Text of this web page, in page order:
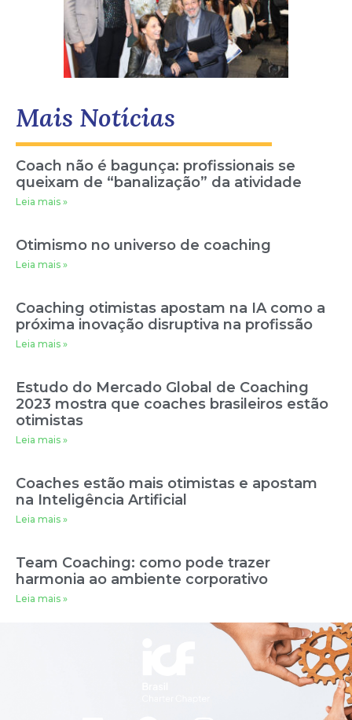
Mais Notícias
Coach não é bagunça: profissionais se
queixam de “banalização” da atividade
Leia mais »
Otimismo no universo de coaching
Leia mais »
Coaching otimistas apostam na IA como a
próxima inovação disruptiva na profissão
Leia mais »
Estudo do Mercado Global de Coaching
2023 mostra que coaches brasileiros estão
otimistas
Leia mais »
Coaches estão mais otimistas e apostam
na Inteligência Artificial
Leia mais »
Team Coaching: como pode trazer
harmonia ao ambiente corporativo
Leia mais »